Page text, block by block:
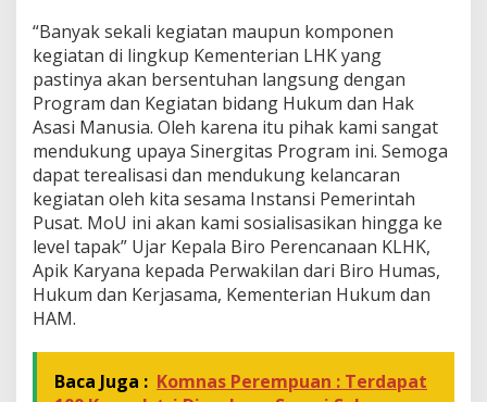
“Banyak sekali kegiatan maupun komponen
kegiatan di lingkup Kementerian LHK yang
pastinya akan bersentuhan langsung dengan
Program dan Kegiatan bidang Hukum dan Hak
Asasi Manusia. Oleh karena itu pihak kami sangat
mendukung upaya Sinergitas Program ini. Semoga
dapat terealisasi dan mendukung kelancaran
kegiatan oleh kita sesama Instansi Pemerintah
Pusat. MoU ini akan kami sosialisasikan hingga ke
level tapak” Ujar Kepala Biro Perencanaan KLHK,
Apik Karyana kepada Perwakilan dari Biro Humas,
Hukum dan Kerjasama, Kementerian Hukum dan
HAM.
Baca Juga : Komnas Perempuan : Terdapat